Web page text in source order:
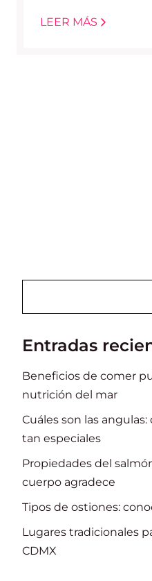
LEER MÁS
Entradas
Beneficios de comer
nutrición del mar
Cuáles son las
tan especiales
Propiedades del
cuerpo agradece
Tipos de ostiones:
Lugares tradicionales
CDMX